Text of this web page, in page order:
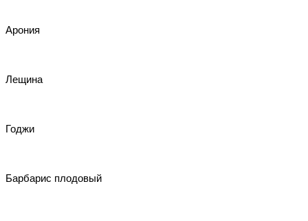
Арония
Лещина
Годжи
Барбарис плодовый